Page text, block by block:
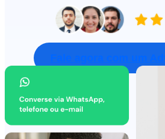
Fale agora com um